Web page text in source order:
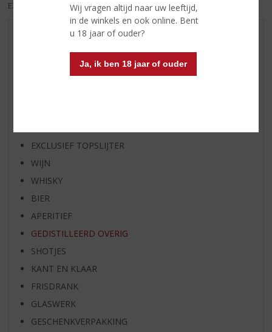
Wij vragen altijd naar uw leeftijd,
in de winkels en ook online. Bent
u 18 jaar of ouder?
Ja, ik ben 18 jaar of ouder
EXCL. BTW INCL. BTW
AANBIEDINGEN
WHISKY VAN DE MAAND
EXCLUSIEF TOPSLIJTER
WIJN
WHISKY
BIER
APERITIEF
GEDISTILLEERD OVERIG
SHOTJES
KANT EN KLAAR
FRISDRANK
GLASWERK
GESCHENKVERPAKKING